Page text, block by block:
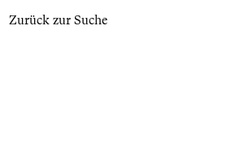
Zurück zur Suche